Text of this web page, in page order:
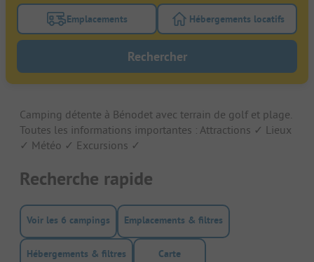
Activez le bouton de filtre emplacements pour
Emplacements Activez le bouton
Hébergements locatifs
Rechercher
Camping détente à Bénodet avec terrain de golf et plage.
Toutes les informations importantes : Attractions ✓ Lieux
✓ Météo ✓ Excursions ✓
Recherche rapide
Voir les 6 campings Emplacements & filtres
Hébergements & filtres Carte